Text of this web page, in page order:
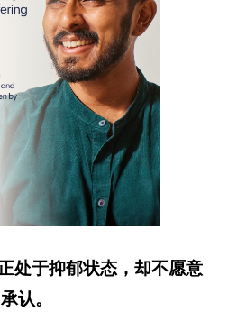
处于抑郁状态，却不愿意
承认。